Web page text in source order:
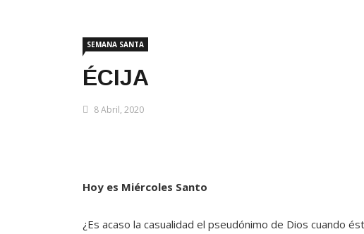
SEMANA SANTA
ÉCIJA
8 Abril, 2020
Hoy es Miércoles Santo
¿Es acaso la casualidad el pseudónimo de Dios cuando